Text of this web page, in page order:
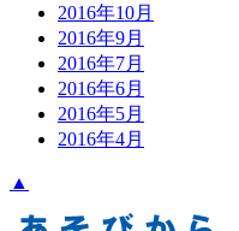
2016年10月
2016年9月
2016年7月
2016年6月
2016年5月
2016年4月
▲